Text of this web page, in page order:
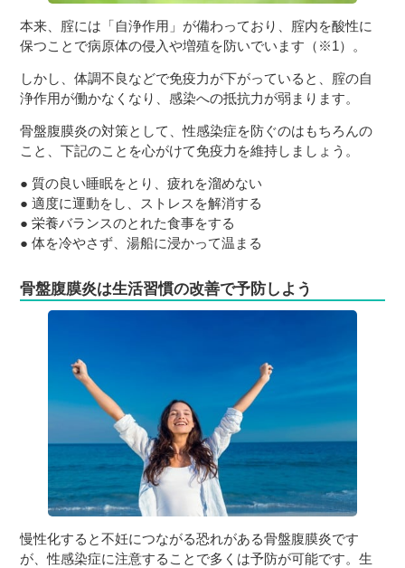
本来、腟には「自浄作用」が備わっており、腟内を酸性に
保つことで病原体の侵入や増殖を防いでいます（※1）。
しかし、体調不良などで免疫力が下がっていると、腟の自
浄作用が働かなくなり、感染への抵抗力が弱まります。
骨盤腹膜炎の対策として、性感染症を防ぐのはもちろんの
こと、下記のことを心がけて免疫力を維持しましょう。
● 質の良い睡眠をとり、疲れを溜めない
● 適度に運動をし、ストレスを解消する
● 栄養バランスのとれた食事をする
● 体を冷やさず、湯船に浸かって温まる
骨盤腹膜炎は生活習慣の改善で予防しよう
慢性化すると不妊につながる恐れがある骨盤腹膜炎です
が、性感染症に注意することで多くは予防が可能です。生